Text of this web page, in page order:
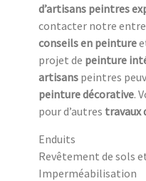
d’artisans peintres
contacter notre
conseils en peinture
projet de peinture
artisans peintres
peinture décorative.
pour d’autres travaux
Enduits
Revêtement de sols
Imperméabilisation